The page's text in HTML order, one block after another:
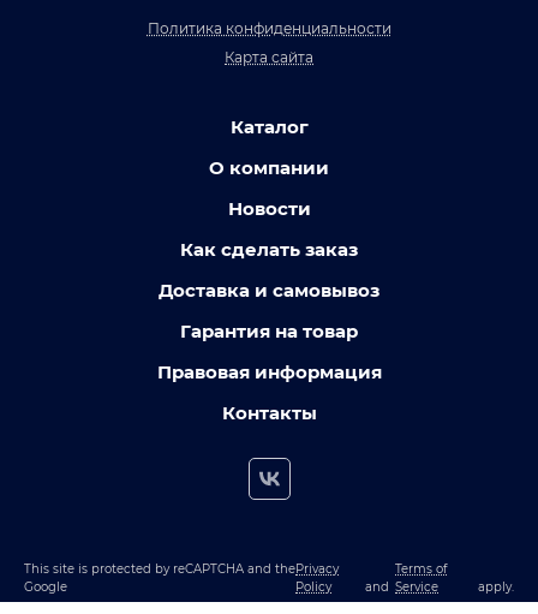
Политика конфиденциальности
Карта сайта
Каталог
О компании
Новости
Как сделать заказ
Доставка и самовывоз
Гарантия на товар
Правовая информация
Контакты
This site is protected by reCAPTCHA and the
Google
Privacy
Policy
and
Terms of
Service
apply.